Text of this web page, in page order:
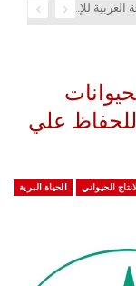
16 معلومة حول زيارة وفد الهيئة العربية للإستثمار والإنماء الزراعي إلي السعودية
للحفاظ علي
الحيواني الحياة البرية